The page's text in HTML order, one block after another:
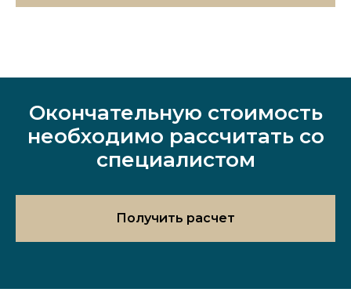
Окончательную стоимость
необходимо рассчитать со
специалистом
Получить расчет